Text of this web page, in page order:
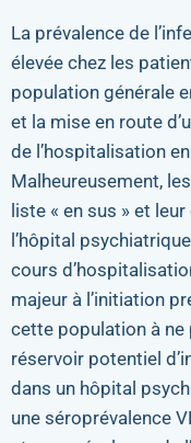
La prévalence de
élevée chez les
population générale
et la mise en route
de l’hospitalisation
Malheureusement,
liste « en sus » et
l’hôpital
cours
majeur à l’initiation
cette population à ne
réservoir potentiel
dans un hôpital
une séroprévalence